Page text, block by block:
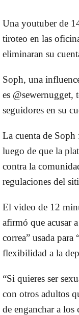
Una youtuber de
tiroteo en las
eliminaran su
Soph, una
es @sewernugget,
seguidores en su
La cuenta de Soph
luego de que la
contra la
regulaciones del
El video de 12
afirmó que acusar
correa” usada
flexibilidad a la
“Si quieres ser
con otros adultos
de enganchar a los